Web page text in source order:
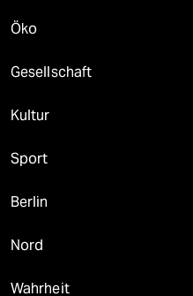
Öko
Gesellschaft
Kultur
Sport
Berlin
Nord
Wahrheit